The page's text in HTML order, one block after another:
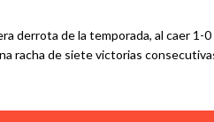
derrota de la temporada, al caer 1-
racha de siete victorias